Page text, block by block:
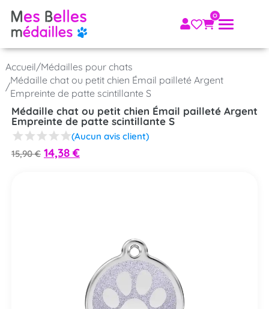
Accueil/Médailles pour chats
/
Médaille chat ou petit chien Émail pailleté Argent
Empreinte de patte scintillante S
Médaille chat ou petit chien Émail pailleté Argent
Empreinte de patte scintillante S
(Aucun avis client)
15,90€ 14,38 €